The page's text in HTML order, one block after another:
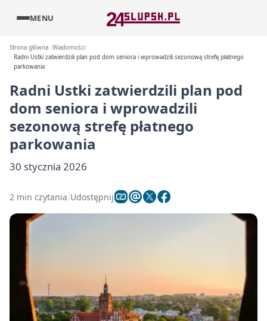
MENU
Strona główna Wiadomości
Radni Ustki zatwierdzili plan pod dom seniora i wprowadzili sezonową strefę płatnego
parkowania
Radni Ustki zatwierdzili plan pod
dom seniora i wprowadzili
sezonową strefę płatnego
parkowania
30 stycznia 2026
2 min czytania Udostępnij